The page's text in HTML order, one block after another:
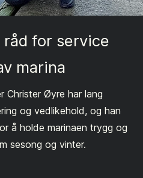
for service
marina
Christer Øyre har lang
og vedlikehold, og han
å holde marinaen trygg og
sesong og vinter.